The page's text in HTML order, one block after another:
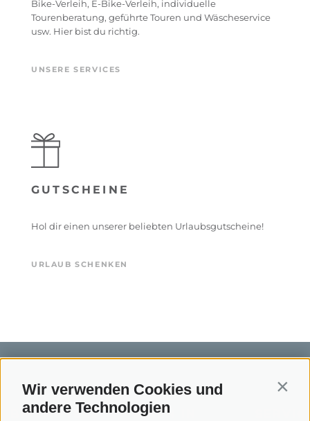
Wir verwenden Cookies und
andere Technologien
Bike-Verleih, E-Bike-Verleih, individuelle
Tourenberatung, geführte Touren und Wäscheservice
usw. Hier bist du richtig.
UNSERE SERVICES
GUTSCHEINE
Hol dir einen unserer beliebten Urlaubsgutscheine!
URLAUB SCHENKEN
BIKEHOTELS
BIKEN IN